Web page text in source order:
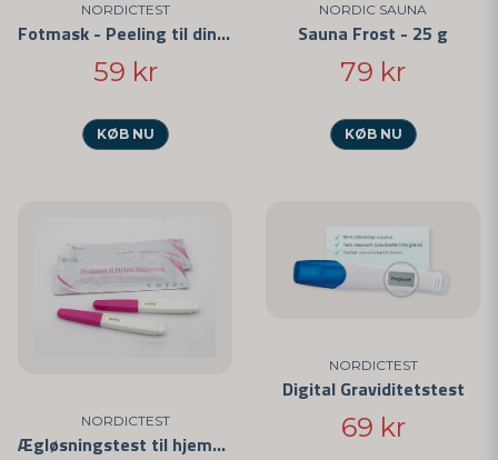
NORDICTEST
Fotmask - Peeling til dine fødder
59 kr
KØB NU
NORDIC SAUNA
Sauna Frost - 25 g
79 kr
KØB NU
NORDICTEST
Ægløsningstest til hjemmebrug
NORDICTEST
Digital Graviditetstest
69 kr